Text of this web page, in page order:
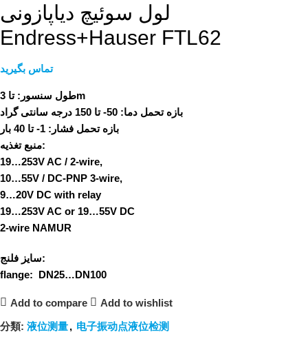
لول سوئیچ دیاپازونی
Endress+Hauser FTL62
تماس بگیرید
طول سنسور:تا 3m
بازه تحمل دما: 50- تا 150 درجه سانتی گراد
بازه تحمل فشار: 1- تا 40 بار
منبع تغذیه:
19…253V AC / 2-wire,
10…55V / DC-PNP 3-wire,
9…20V DC with relay
19…253V AC or 19…55V DC
2-wire NAMUR
سایز فلنج:
flange: DN25…DN100
Add to compare Add to wishlist
分類: 液位测量, 电子振动点液位检测